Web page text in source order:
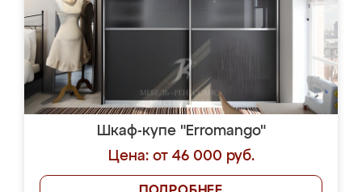
Шкаф-купе "Erromango"
Цена: от 46 000 руб.